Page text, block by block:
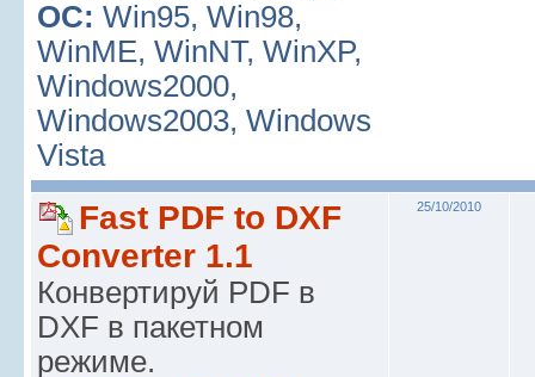
ОС: Win95, Win98,
WinME, WinNT, WinXP,
Windows2000,
Windows2003, Windows
Vista
Fast PDF to DXF
Converter 1.1
Конвертируй PDF в
DXF в пакетном
режиме.
25/10/2010